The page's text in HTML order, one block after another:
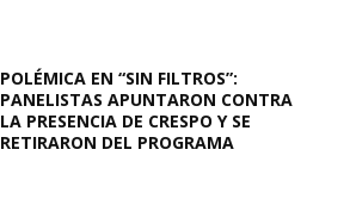
POLÉMICA EN “SIN FILTROS”:
PANELISTAS APUNTARON CONTRA
LA PRESENCIA DE CRESPO Y SE
RETIRARON DEL PROGRAMA